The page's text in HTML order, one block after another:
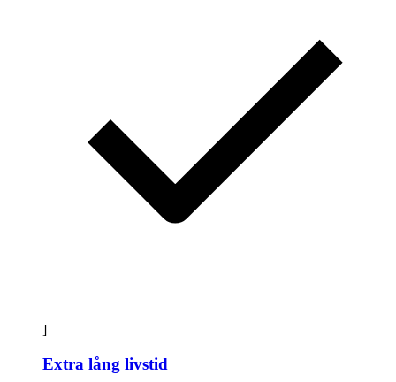
]
Extra lång livstid